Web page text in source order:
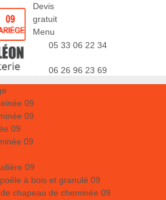
Devis
gratuit
Menu
05 33 06 22 34
06 26 96 23 69
09
09
09
09
09
à bois et granulé 09
chapeau de cheminée 09